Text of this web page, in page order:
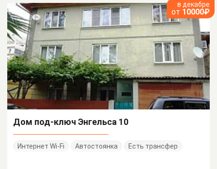
в декабре
от 10000₽
Дом под-ключ Энгельса 10
Интернет Wi-Fi Автостоянка Есть трансфер